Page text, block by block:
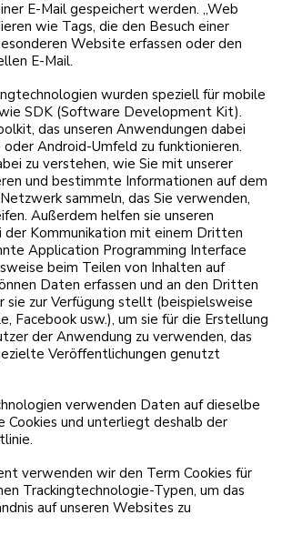
E-Mail gespeichert werden. „Web
wie Tags, die den Besuch einer
Website erfassen oder den
E-Mail.
wurden speziell für mobile
SDK (Software Development Kit).
das unseren Anwendungen dabei
oder Android-Umfeld zu funktionieren.
zu verstehen, wie Sie mit unserer
und bestimmte Informationen auf dem
sammeln, das Sie verwenden,
Außerdem helfen sie unseren
der Kommunikation mit einem Dritten
Application Programming Interface
beim Teilen von Inhalten auf
Daten erfassen und an den Dritten
sie zur Verfügung stellt (beispielsweise
Facebook usw.), um sie für die Erstellung
der Anwendung zu verwenden, das
Veröffentlichungen genutzt
verwenden Daten auf dieselbe
Cookies und unterliegt deshalb der
verwenden wir den Term Cookies für
Trackingtechnologie-Typen, um das
auf unseren Websites zu